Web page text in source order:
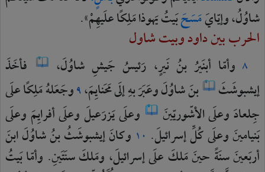
شاوُلُ،وإيّايَمَسَحَبَيتُيَهوذامَلِكًاعلَيهِمْ».
الحرب بين داود وبيت شاول
٨ وأمّا أبنَيرُبنُنَيرٍ، رَئيسُ جَيشِ شاوُلَ،
فأخَذَ
إيشبوشَثَ
بنَشاوُلَوعَبَرَبهِإلَىمَحَنايِمَ،٩وجَعَلهُمَلِكًاعلَى
جِلعادَوعلَىالأشّوريّينَ وعلَىيَزرَعيلَوعلَىأفرايِمَوعلَى
بَنيامينَوعلَىكُلِّإسرائيلَ. ١٠ وكانَإيشبوشَثُبنُشاوُلَابنَ
أربَعينَسنَةًحينَمَلكَعلَىإسرائيلَ،ومَلكَسنَتَينِ. وأمّابَيتُ